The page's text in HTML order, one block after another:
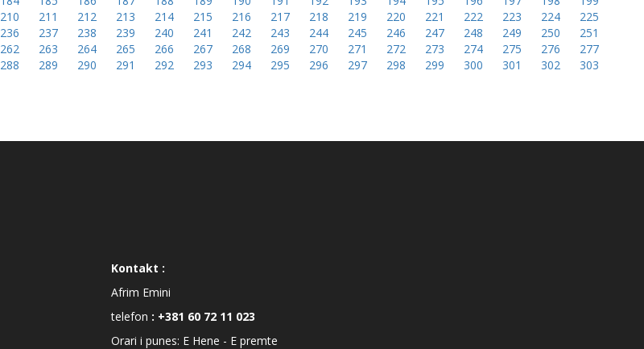
210 211 212 213 214 215 216 217 218 219 220 221 222 223 224
225
236 237 238 239 240 241 242 243 244 245 246 247 248 249 250
251
262 263 264 265 266 267 268 269 270 271 272 273 274 275 276
277
288 289 290 291 292 293 294 295 296 297 298 299 300 301 302
303
Kontakt :
Afrim Emini
telefon : +381 60 72 11 023
Orari i punes: E Hene - E premte